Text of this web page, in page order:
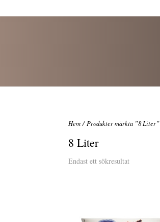
Hem / Produkter märkta ”8 Liter”
8 Liter
Endast ett sökresultat